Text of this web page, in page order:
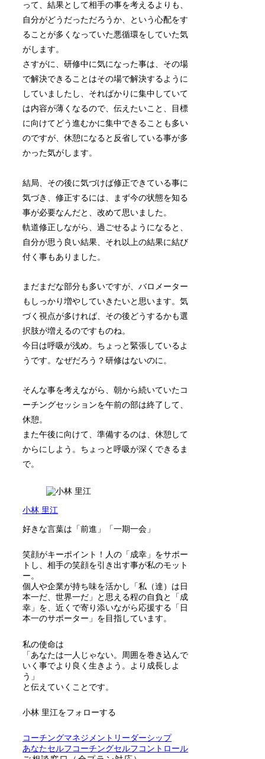
って、結果として相手の事を考えるよりも、
自分がどうだっただろうか、という心配をす
ることが多くなっていた悪循環をしていた気
がします。
さすがに、研修中に気になった事は、その場
で解決できることはその場で解決するように
していましたし、そればかりに集中していて
は内容が薄くなるので、伝えたいこと、目標
に向けてどう進むかに集中できることも多い
のですが、休憩になると反省している事が多
かった気がします。
結局、その後に気づけば修正できている事に
気づき、修正するには、まず今の状態を知る
事が必要なんだと、改めて思いました。
軌道修正しながら、過ごせるようになると、
自分が思う良い結果、それ以上の結果に結び
付く事もありました。
まだまだな部分も多いですが、バロメーター
もしっかり増やしていきたいと思います。気
づく視点が多ければ、その後どうするかも選
択肢が増えるのですものね。
今日は呼吸が浅め。ちょっと緊張しているよ
うです。なぜだろう？研修はないのに。
そんな事を考えながら、朝から続いていたコ
ーチングセッションを午前の部は終了して、
休憩。
また午後に向けて、準備するのは、休憩して
からにしよう。ちょっと呼吸が深くできるま
で。
小林 里江
好きな言葉は「前進」「一期一会」
笑顔がキーポイント！人の「成幸」をサポー
トし、相手の笑顔を引き出す事が私のモット
ー。
個人や企業が持ち味を活かし「私（達）は日
本一だ、世界一だ」と思える程の自負と「成
幸」を、近くで寄り添いながら応援する「日
本一のサポーター」を目指しています。
私の使命は
「あなたは一人じゃない。周囲を巻き込んで
いく事でより良く生きよう。より成長しよ
う」
と伝えていくことです。
小林 里江をフォローする
コーチングマネジメント リーダーシップ
あなたセルフコーチングセルフコントロール